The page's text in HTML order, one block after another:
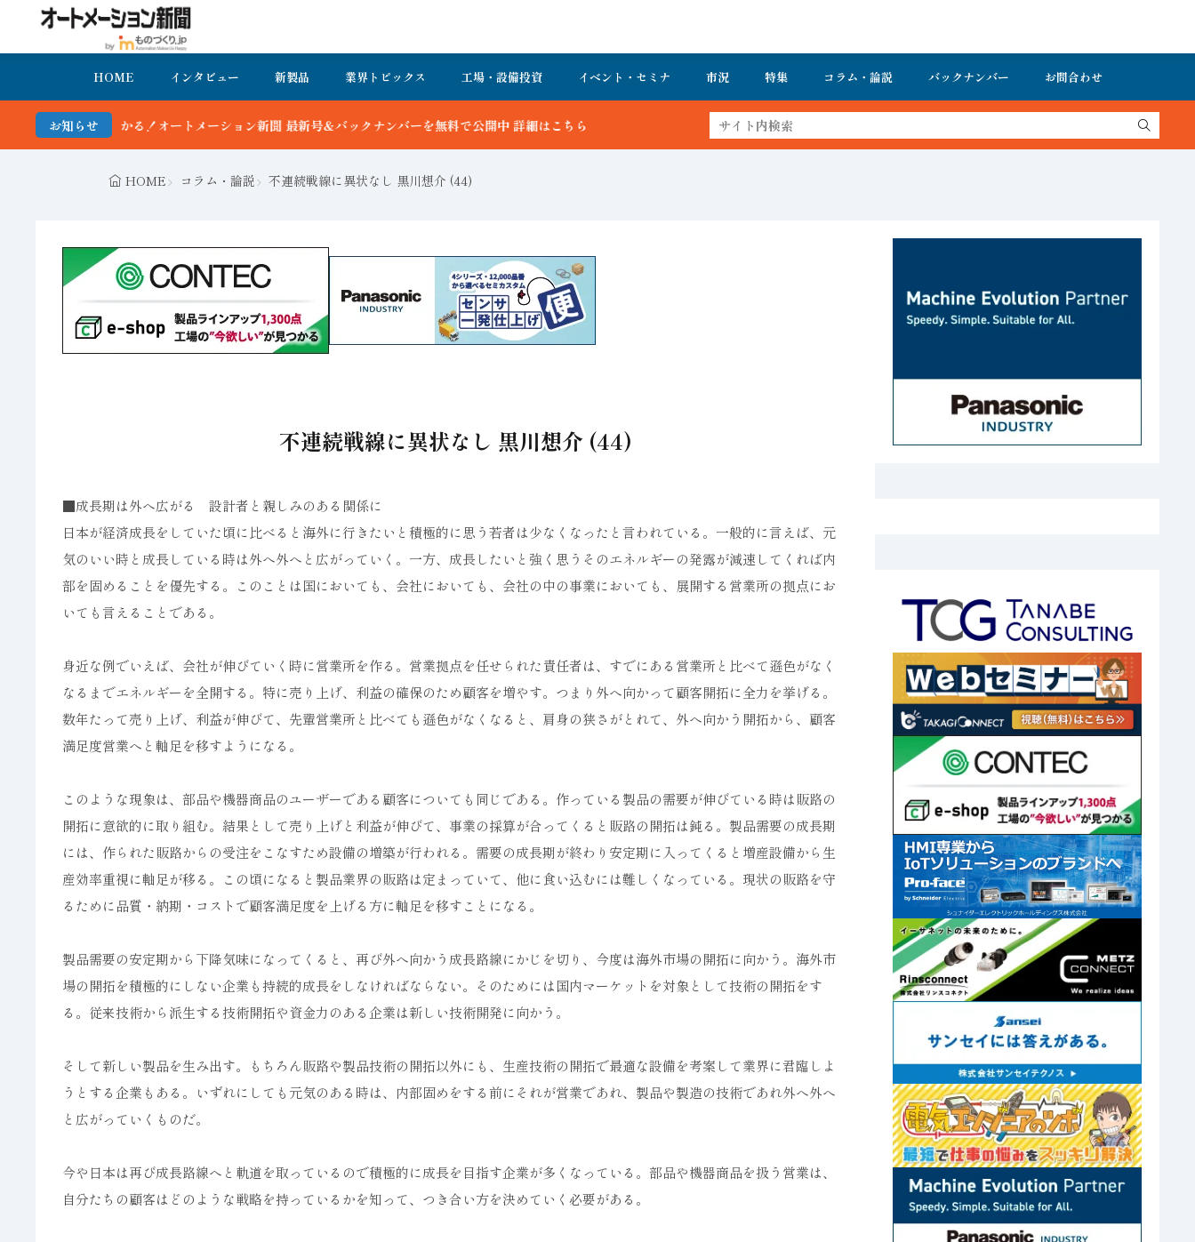
HOME インタビュー 新製品 業界トピックス 工場・設備投資 イベント・セミナ 市況 特集 コラム・論説 バックナンバー お問合わせ
お知らせ
トメーション新聞 最新号＆バックナンバーを無料で公開中 詳細はこちら
HOME コラム・論説 不連続戦線に異状なし 黒川想介 (44)
不連続戦線に異状なし 黒川想介 (44)
■成長期は外へ広がる 設計者と親しみのある関係に
日本が経済成長をしていた頃に比べると海外に行きたいと積極的に思う若者は少なくなったと言われている。一般的に言えば、元
気のいい時と成長している時は外へ外へと広がっていく。一方、成長したいと強く思うそのエネルギーの発露が減速してくれば内
部を固めることを優先する。このことは国においても、会社においても、会社の中の事業においても、展開する営業所の拠点にお
いても言えることである。
身近な例でいえば、会社が伸びていく時に営業所を作る。営業拠点を任せられた責任者は、すでにある営業所と比べて遜色がなく
なるまでエネルギーを全開する。特に売り上げ、利益の確保のため顧客を増やす。つまり外へ向かって顧客開拓に全力を挙げる。
数年たって売り上げ、利益が伸びて、先輩営業所と比べても遜色がなくなると、肩身の狭さがとれて、外へ向かう開拓から、顧客
満足度営業へと軸足を移すようになる。
このような現象は、部品や機器商品のユーザーである顧客についても同じである。作っている製品の需要が伸びている時は販路の
開拓に意欲的に取り組む。結果として売り上げと利益が伸びて、事業の採算が合ってくると販路の開拓は鈍る。製品需要の成長期
には、作られた販路からの受注をこなすため設備の増築が行われる。需要の成長期が終わり安定期に入ってくると増産設備から生
産効率重視に軸足が移る。この頃になると製品業界の販路は定まっていて、他に食い込むには難しくなっている。現状の販路を守
るために品質・納期・コストで顧客満足度を上げる方に軸足を移すことになる。
製品需要の安定期から下降気味になってくると、再び外へ向かう成長路線にかじを切り、今度は海外市場の開拓に向かう。海外市
場の開拓を積極的にしない企業も持続的成長をしなければならない。そのためには国内マーケットを対象として技術の開拓をす
る。従来技術から派生する技術開拓や資金力のある企業は新しい技術開発に向かう。
そして新しい製品を生み出す。もちろん販路や製品技術の開拓以外にも、生産技術の開拓で最適な設備を考案して業界に君臨しよ
うとする企業もある。いずれにしても元気のある時は、内部固めをする前にそれが営業であれ、製品や製造の技術であれ外へ外へ
と広がっていくものだ。
今や日本は再び成長路線へと軌道を取っているので積極的に成長を目指す企業が多くなっている。部品や機器商品を扱う営業は、
自分たちの顧客はどのような戦略を持っているかを知って、つき合い方を決めていく必要がある。